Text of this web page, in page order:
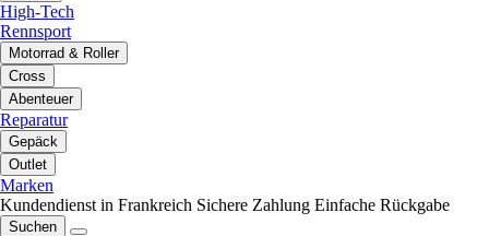
High-Tech
Rennsport
Motorrad & Roller
Cross
Abenteuer
Reparatur
Gepäck
Outlet
Marken
Kundendienst in Frankreich Sichere Zahlung Einfache Rückgabe
Suchen